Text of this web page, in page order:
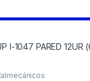
I-1047 PARED